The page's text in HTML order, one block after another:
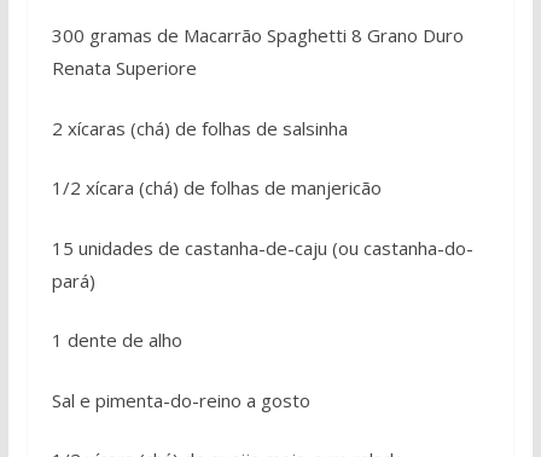
300 gramas de Macarrão Spaghetti 8 Grano Duro
Renata Superiore
2 xícaras (chá) de folhas de salsinha
1/2 xícara (chá) de folhas de manjericão
15 unidades de castanha-de-caju (ou castanha-do-
pará)
1 dente de alho
Sal e pimenta-do-reino a gosto